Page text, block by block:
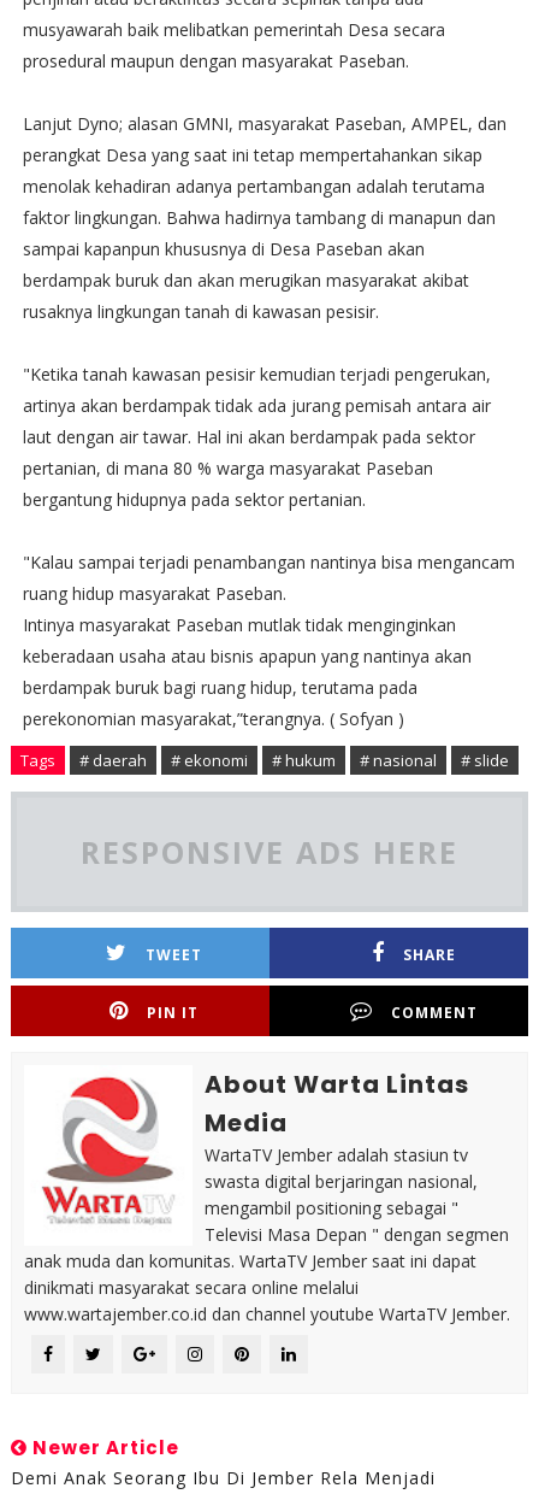
musyawarah baik melibatkan pemerintah Desa secara
prosedural maupun dengan masyarakat Paseban.
Lanjut Dyno; alasan GMNI, masyarakat Paseban, AMPEL, dan
perangkat Desa yang saat ini tetap mempertahankan sikap
menolak kehadiran adanya pertambangan adalah terutama
faktor lingkungan. Bahwa hadirnya tambang di manapun dan
sampai kapanpun khususnya di Desa Paseban akan
berdampak buruk dan akan merugikan masyarakat akibat
rusaknya lingkungan tanah di kawasan pesisir.
"Ketika tanah kawasan pesisir kemudian terjadi pengerukan,
artinya akan berdampak tidak ada jurang pemisah antara air
laut dengan air tawar. Hal ini akan berdampak pada sektor
pertanian, di mana 80 % warga masyarakat Paseban
bergantung hidupnya pada sektor pertanian.
"Kalau sampai terjadi penambangan nantinya bisa mengancam
ruang hidup masyarakat Paseban.
Intinya masyarakat Paseban mutlak tidak menginginkan
keberadaan usaha atau bisnis apapun yang nantinya akan
berdampak buruk bagi ruang hidup, terutama pada
perekonomian masyarakat,”terangnya. ( Sofyan )
Tags # daerah # ekonomi # hukum # nasional # slide
RESPONSIVE ADS HERE
TWEET SHARE
PIN IT COMMENT
About Warta Lintas
Media
WartaTV Jember adalah stasiun tv
swasta digital berjaringan nasional,
mengambil positioning sebagai "
Televisi Masa Depan " dengan segmen
anak muda dan komunitas. WartaTV Jember saat ini dapat
dinikmati masyarakat secara online melalui
www.wartajember.co.id dan channel youtube WartaTV Jember.
Newer Article
Demi Anak Seorang Ibu Di Jember Rela Menjadi